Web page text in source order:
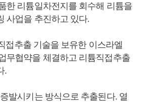
한 리튬일차전지를 회수해 리튬을
사업을 추진하고 있다.
접추출 기술을 보유한 이스라엘
무협약을 체결하고 리튬직접추출
.
발시키는 방식으로 추출된다. 열